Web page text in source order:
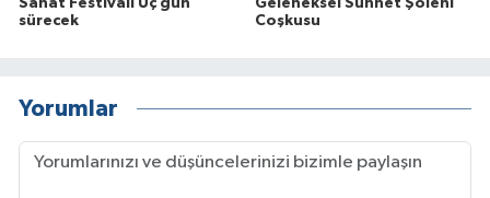
Sanat Festivali Üç gün
sürecek
Geleneksel Sünnet Şöleni
Coşkusu
Yorumlar